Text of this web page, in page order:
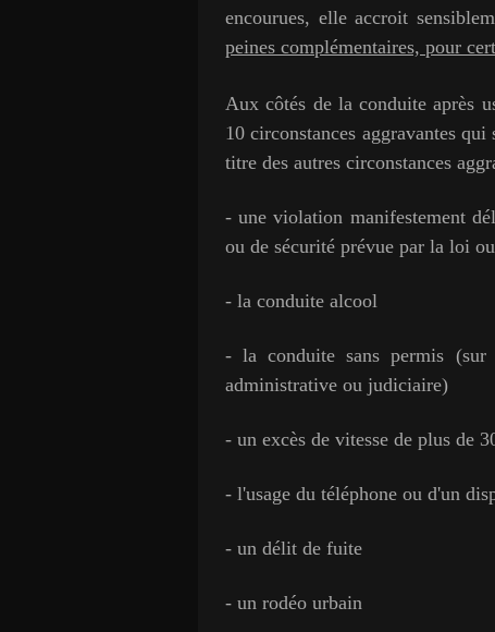
encourues, elle accroit
peines complémentaires, pour
Aux côtés de laconduite après
10 circonstances aggravantes
titre des autres circonstances
- une violation manifestement
ou de sécurité prévue par la loi
- la conduite alcool
- la conduite sans permis (sur
administrative ou judiciaire)
- un excès de vitesse de plus de
- l'usage du téléphone ou d'un
- un délit de fuite
- un rodéo urbain